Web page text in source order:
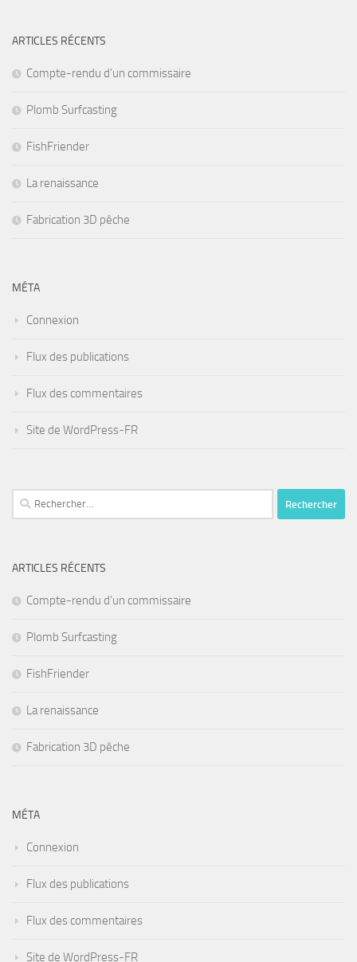
ARTICLES RÉCENTS
Compte-rendu d’un commissaire
Plomb Surfcasting
FishFriender
La renaissance
Fabrication 3D pêche
MÉTA
Connexion
Flux des publications
Flux des commentaires
Site de WordPress-FR
Rechercher :
ARTICLES RÉCENTS
Compte-rendu d’un commissaire
Plomb Surfcasting
FishFriender
La renaissance
Fabrication 3D pêche
MÉTA
Connexion
Flux des publications
Flux des commentaires
Site de WordPress-FR